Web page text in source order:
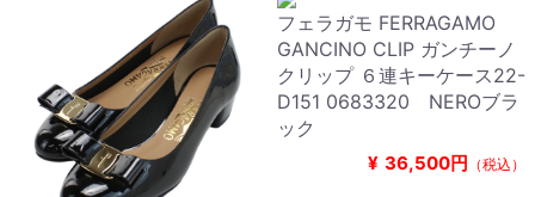
フェラガモ FERRAGAMO
GANCINO CLIP ガンチーノ
クリップ ６連キーケース22-
D151 0683320 NEROブラ
ック
¥ 36,500円 （税込）